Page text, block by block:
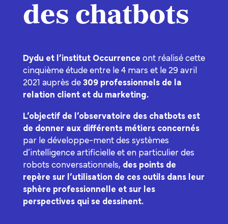
des chatbots
Dydu et l’institut Occurrence ont réalisé cette
cinquième étude entre le 4 mars et le 29 avril
2021 auprès de 309 professionnels de la
relation client et du marketing.
L’objectif de l’observatoire des chatbots est
de donner aux différents métiers concernés
par le développe-ment des systèmes
d’intelligence artificielle et en particulier des
robots conversationnels, des points de
repère sur l’utilisation de ces outils dans leur
sphère professionnelle et sur les
perspectives qui se dessinent.